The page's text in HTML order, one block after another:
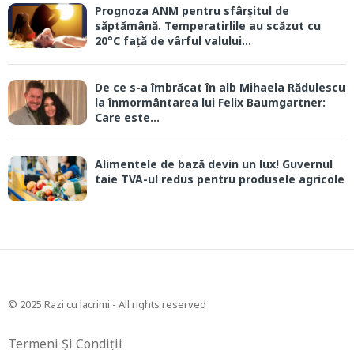
Prognoza ANM pentru sfârșitul de
săptămână. Temperatirlile au scăzut cu
20°C față de vârful valului...
De ce s-a îmbrăcat în alb Mihaela Rădulescu
la înmormântarea lui Felix Baumgartner:
Care este...
Alimentele de bază devin un lux! Guvernul
taie TVA-ul redus pentru produsele agricole
© 2025 Razi cu lacrimi - All rights reserved
Termeni Și Condiții